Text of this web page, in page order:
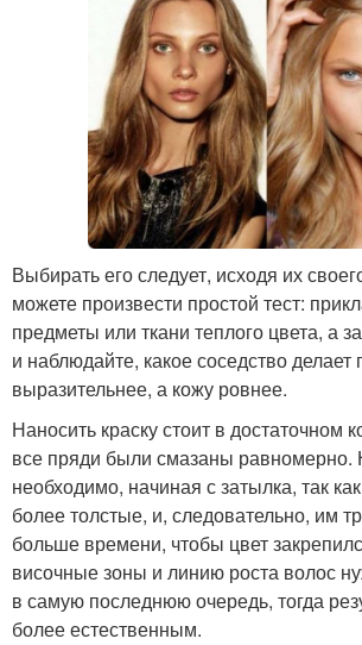
Выбирать его следует, исходя их
можете произвести простой тест:
предметы или ткани теплого цвета, а
и наблюдайте, какое соседство делает
выразительнее, а кожу ровнее.
Наносить краску стоит в достаточном
все пряди были смазаны равномерно.
необходимо, начиная с затылка, так
более толстые, и, следовательно, им
больше времени, чтобы цвет
височные зоны и линию роста волос
в самую последнюю очередь, тогда
более естественным.